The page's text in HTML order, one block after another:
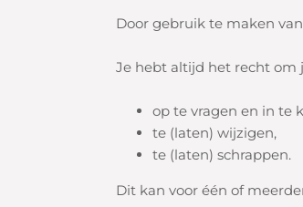
Door gebruik te maken
Je hebt altijd het recht om
op te vragen en in te
te (laten) wijzigen,
te (laten) schrappen.
Dit kan voor één of